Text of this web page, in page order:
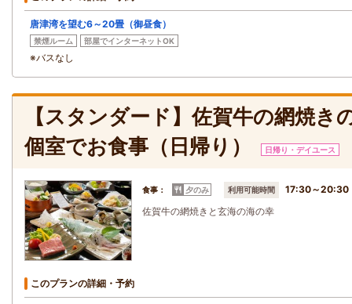
唐津湾を望む6～20畳（御昼食）
禁煙ルーム 部屋でインターネットOK
※バスなし
【スタンダード】佐賀牛の網焼
個室でお食事（日帰り）
日帰り・デイユース
食事： 夕のみ 利用可能時間
17:30～20:30
佐賀牛の網焼きと玄海の海の幸
このプランの詳細・予約